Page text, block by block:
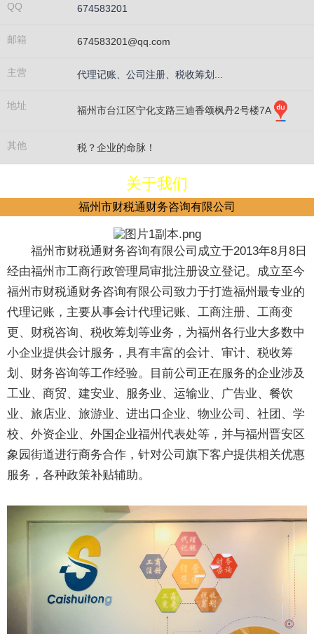
QQ 674583201
邮箱 674583201@qq.com
主营 代理记账、公司注册、税收筹划...
地址 福州市台江区宁化支路三迪香颂枫丹2号楼7A
其他 税？企业的命脉！
关于我们
福州市财税通财务咨询有限公司
福州市财税通财务咨询有限公司成立于2013年8月8日
经由福州市工商行政管理局审批注册设立登记。成立至今
福州市财税通财务咨询有限公司致力于打造福州最专业的
代理记账，主要从事会计代理记账、工商注册、工商变
更、财税咨询、税收筹划等业务，为福州各行业大多数中
小企业提供会计服务，具有丰富的会计、审计、税收筹
划、财务咨询等工作经验。目前公司正在服务的企业涉及
工业、商贸、建安业、服务业、运输业、广告业、餐饮
业、旅店业、旅游业、进出口企业、物业公司、社团、学
校、外资企业、外国企业福州代表处等，并与福州晋安区
象园街道进行商务合作，针对公司旗下客户提供相关优惠
服务，各种政策补贴辅助。